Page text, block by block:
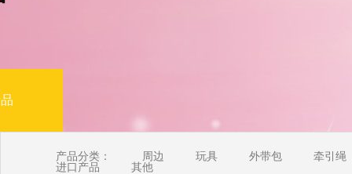
产品分类： 周边 玩具 外带包
牵引绳
进口产品
其他